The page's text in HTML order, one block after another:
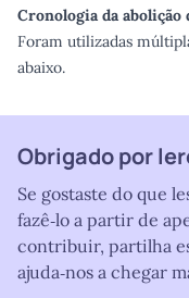
Cronologia da
Foram utilizadas
abaixo.
Obrigado por
Se gostaste do que
fazê‑lo a partir de
contribuir, partilha
ajuda‑nos a chegar